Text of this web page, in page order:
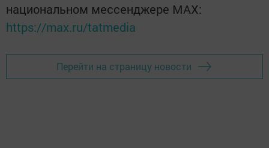
национальном мессенджере MАХ:
https://max.ru/tatmedia
Перейти на страницу новости